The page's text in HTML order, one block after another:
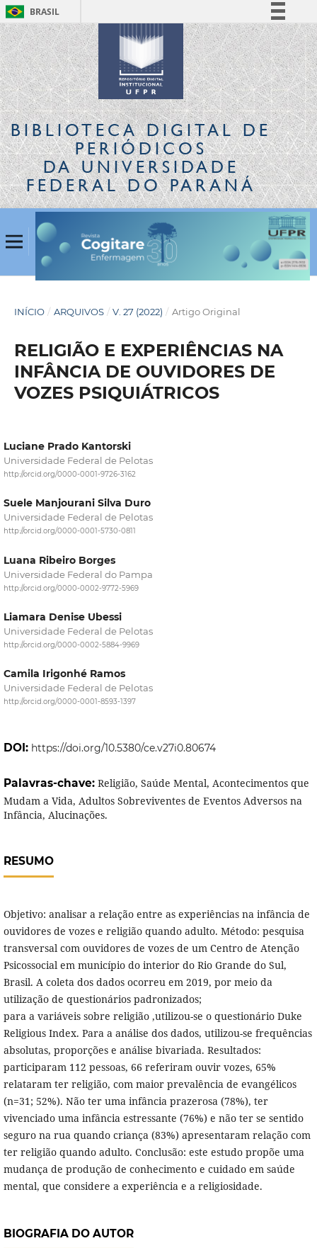
BRASIL
Simplifique!
Comunica BR
Participe
Acesso à informação
Legislação
Canais
BIBLIOTECA DIGITALDE
PERIÓDICOS
DA UNIVERSIDADE
FEDERAL DO PARANÁ
INÍCIO / ARQUIVOS / V. 27 (2022) / Artigo Original
RELIGIÃO E EXPERIÊNCIAS NA
INFÂNCIA DE OUVIDORES DE
VOZES PSIQUIÁTRICOS
Luciane Prado Kantorski
Universidade Federal de Pelotas
http://orcid.org/0000-0001-9726-3162
Suele Manjourani Silva Duro
Universidade Federal de Pelotas
http://orcid.org/0000-0001-5730-0811
Luana Ribeiro Borges
Universidade Federal do Pampa
http://orcid.org/0000-0002-9772-5969
Liamara Denise Ubessi‬
Universidade Federal de Pelotas
http://orcid.org/0000-0002-5884-9969
Camila Irigonhé Ramos
Universidade Federal de Pelotas
http://orcid.org/0000-0001-8593-1397
DOI: https://doi.org/10.5380/ce.v27i0.80674
Palavras-chave: Religião, Saúde Mental, Acontecimentos que
Mudam a Vida, Adultos Sobreviventes de Eventos Adversos na
Infância, Alucinações.
RESUMO
Objetivo: analisar a relação entre as experiências na infância de
ouvidores de vozes e religião quando adulto. Método: pesquisa
transversal com ouvidores de vozes de um Centro de Atenção
Psicossocial em município do interior do Rio Grande do Sul,
Brasil. A coleta dos dados ocorreu em 2019, por meio da
utilização de questionários padronizados;
para a variáveis sobre religião ,utilizou-se o questionário Duke
Religious Index. Para a análise dos dados, utilizou-se frequências
absolutas, proporções e análise bivariada. Resultados:
participaram 112 pessoas, 66 referiram ouvir vozes, 65%
relataram ter religião, com maior prevalência de evangélicos
(n=31; 52%). Não ter uma infância prazerosa (78%), ter
vivenciado uma infância estressante (76%) e não ter se sentido
seguro na rua quando criança (83%) apresentaram relação com
ter religião quando adulto. Conclusão: este estudo propõe uma
mudança de produção de conhecimento e cuidado em saúde
mental, que considere a experiência e a religiosidade.
BIOGRAFIA DO AUTOR